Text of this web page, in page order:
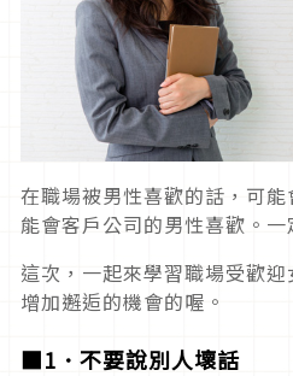
在職場被男性喜歡的話，可
能會客戶公司的男性喜歡。一
這次，一起來學習職場受歡
增加邂逅的機會的喔。
■1．不要說別人壞話